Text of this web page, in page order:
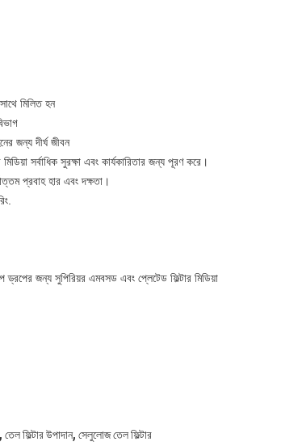
মিলিত হন
জন্য দীর্ঘ জীবন
সর্বাধিক সুরক্ষা এবং কার্যকারিতার জন্য পূরণ করে।
প্রবাহ হার এবং দক্ষতা।
ড্রপের জন্য সুপিরিয়র এমবসড এবং প্লেটেড ফিল্টার মিডিয়া
, তেল ফিল্টার উপাদান, সেলুলোজ তেল ফিল্টার